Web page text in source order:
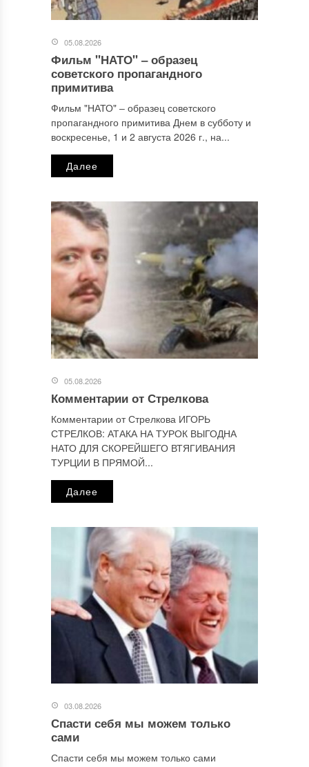
Этот сайт использует Akismet для борьбы со спамом.
Узнайте, как обрабатываются ваши данные комментариев
персональных данных.
05.08.2026
Фильм "НАТО" ‒ образец
советского пропагандного
примитива
Фильм "НАТО" ‒ образец советского
пропагандного примитива Днем в субботу и
воскресенье, 1 и 2 августа 2026 г., на...
Далее
05.08.2026
Комментарии от Стрелкова
Комментарии от Стрелкова ИГОРЬ
СТРЕЛКОВ: АТАКА НА ТУРОК ВЫГОДНА
НАТО ДЛЯ СКОРЕЙШЕГО ВТЯГИВАНИЯ
ТУРЦИИ В ПРЯМОЙ...
Далее
03.08.2026
Спасти себя мы можем только
сами
Спасти себя мы можем только сами